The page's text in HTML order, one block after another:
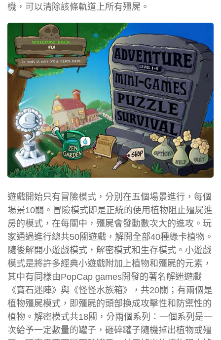
機，可以清除該條軌道上所有殭屍。
遊戲開始只有冒險模式，分別在五個場景進行，每個
場景10關。冒險模式即是正統的使用植物阻止殭屍進
房的模式，在每關中，殭屍會發動數次大的進攻。玩
家通過進行總共50關遊戲，解開全部40種綠卡植物。
隨後解開小遊戲模式，解密模式和生存模式。小遊戲
模式是將許多經典小遊戲附加上植物和殭屍的元素，
其中有同樣由PopCap games開發的著名解迷遊戲
《寶石迷陣》與《怪怪水族箱》，共20關；有兩個是
植物殭屍模式，即殭屍的頭部換成攻擊性和防禦性的
植物。解密模式共18關，分兩個系列：一個系列是一
次給予一定數量的罐子，砸碎罐子隨機掉出植物或殭